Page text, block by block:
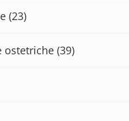
(23)
ostetriche (39)